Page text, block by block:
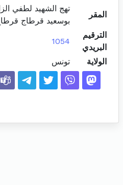
المقر
تهج الشهيد لطفي
بوسعيد قرطاج
الترقيم
البريدي
1054
الولاية تونس